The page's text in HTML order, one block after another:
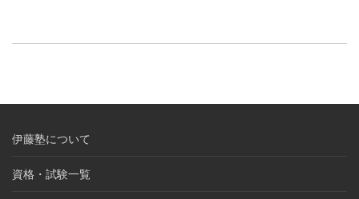
伊藤塾について
資格・試験一覧